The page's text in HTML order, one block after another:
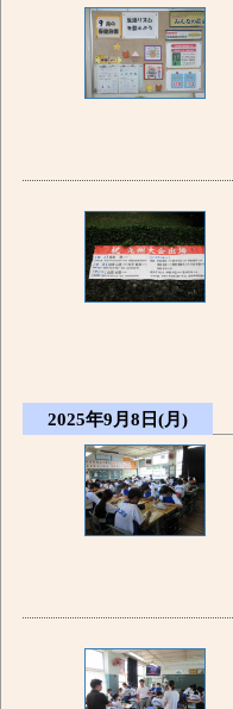
2025年9月8日(月)